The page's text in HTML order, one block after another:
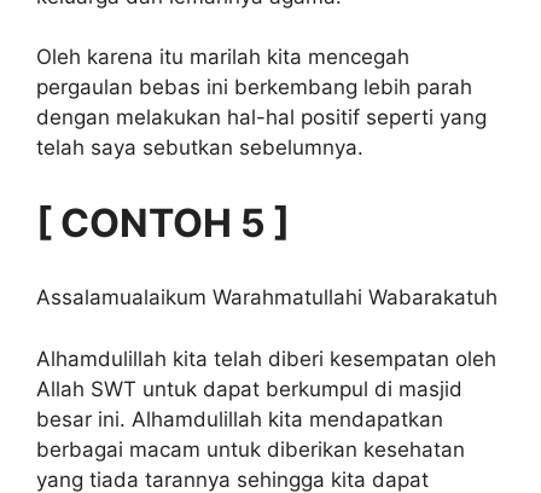
Oleh karena itu marilah kita mencegah
pergaulan bebas ini berkembang lebih parah
dengan melakukan hal-hal positif seperti yang
telah saya sebutkan sebelumnya.
[ CONTOH 5 ]
Assalamualaikum Warahmatullahi Wabarakatuh
Alhamdulillah kita telah diberi kesempatan oleh
Allah SWT untuk dapat berkumpul di masjid
besar ini. Alhamdulillah kita mendapatkan
berbagai macam untuk diberikan kesehatan
yang tiada tarannya sehingga kita dapat